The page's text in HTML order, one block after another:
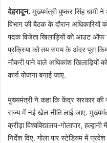
देहरादून.मुख्यमंत्री पुष्कर सिंह धामी
विभाग की बैठक के दौरान अधिकारियों
पदक विजेता खिलाड़ियों को आउट ऑफ
प्रक्रिया को तय समय के अंदर पूरा
नौकरी पाने वाले अधिकांश खिलाड़ियों
कार्य योजना बनाई जाए.
मुख्यमंत्री ने कहा कि केंद्र सरकार
राज्य में नई खेल नीति लाई जाए.
क्रीड़ा विश्वविद्यालय-गोलापार,
निर्देश दिए. गोला पार स्टेडियम में